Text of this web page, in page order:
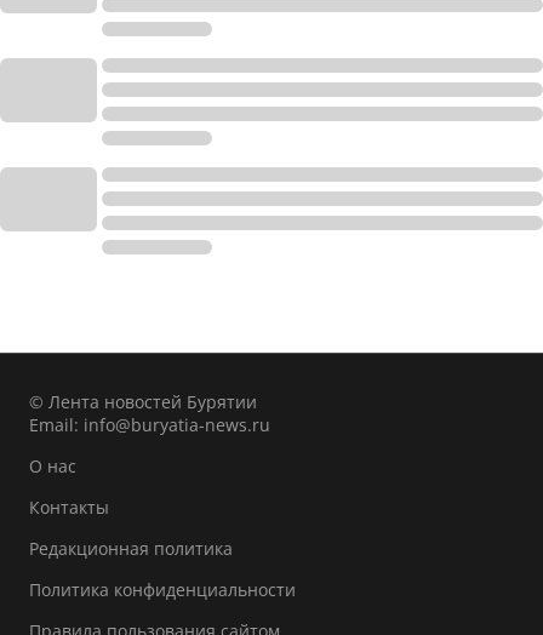
© Лента новостей Бурятии
Email: info@buryatia-news.ru
О нас
Контакты
Редакционная политика
Политика конфиденциальности